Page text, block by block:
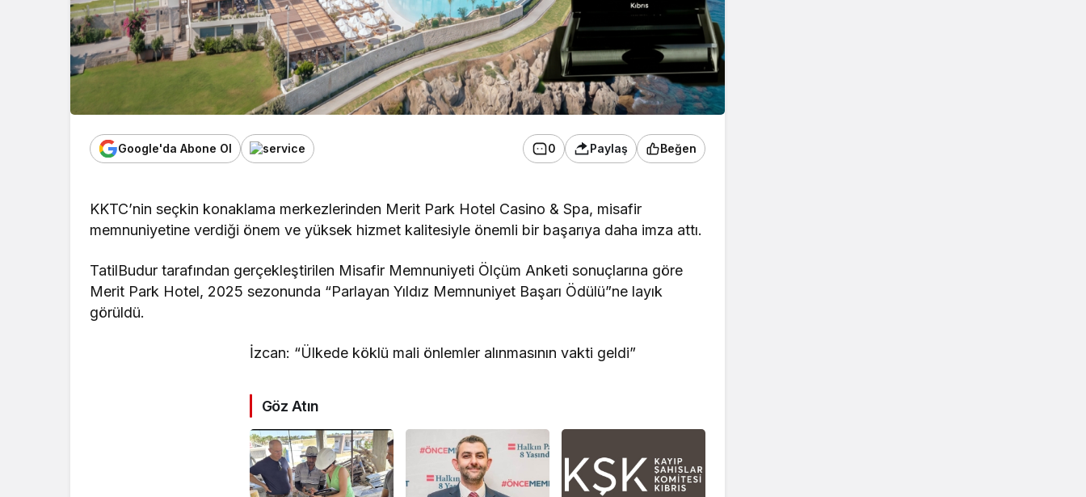
Google'da Abone Ol 0 Paylaş Beğen
KKTC’nin seçkin konaklama merkezlerinden Merit Park Hotel Casino & Spa, misafir
memnuniyetine verdiği önem ve yüksek hizmet kalitesiyle önemli bir başarıya daha imza attı.
TatilBudur tarafından gerçekleştirilen Misafir Memnuniyeti Ölçüm Anketi sonuçlarına göre
Merit Park Hotel, 2025 sezonunda “Parlayan Yıldız Memnuniyet Başarı Ödülü”ne layık
görüldü.
İzcan: “Ülkede köklü mali önlemler alınmasının vakti geldi”
Göz Atın